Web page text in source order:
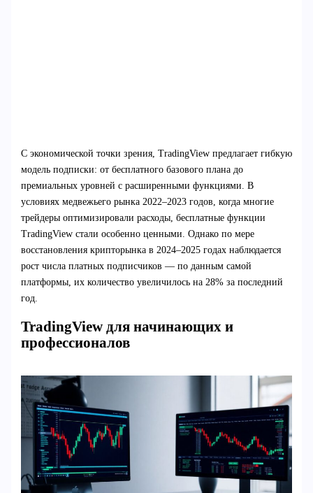
С экономической точки зрения, TradingView предлагает гибкую
модель подписки: от бесплатного базового плана до
премиальных уровней с расширенными функциями. В
условиях медвежьего рынка 2022–2023 годов, когда многие
трейдеры оптимизировали расходы, бесплатные функции
TradingView стали особенно ценными. Однако по мере
восстановления крипторынка в 2024–2025 годах наблюдается
рост числа платных подписчиков — по данным самой
платформы, их количество увеличилось на 28% за последний
год.
TradingView для начинающих и
профессионалов